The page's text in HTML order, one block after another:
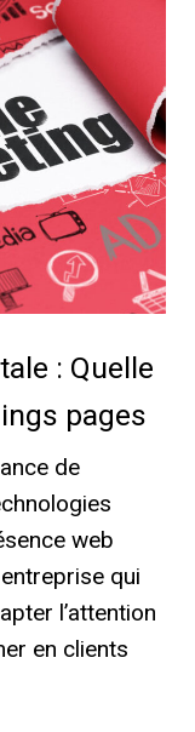
: Quelle
pages
de
web
qui
l’attention
en clients